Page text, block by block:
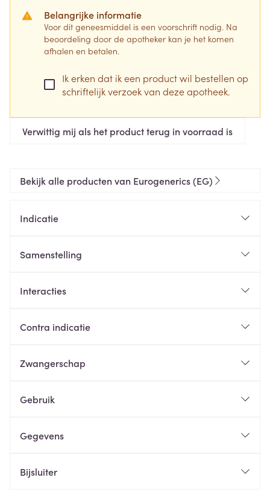
Belangrijke informatie
Voor dit geneesmiddel is een voorschrift nodig. Na
beoordeling door de apotheker kan je het komen
afhalen en betalen.
Ik erken dat ik een product wil bestellen op
schriftelijk verzoek van deze apotheek.
Verwittig mij als het product terug in voorraad is
Bekijk alle producten van Eurogenerics (EG)
Indicatie
Samenstelling
Interacties
Contra indicatie
Zwangerschap
Gebruik
Gegevens
Bijsluiter